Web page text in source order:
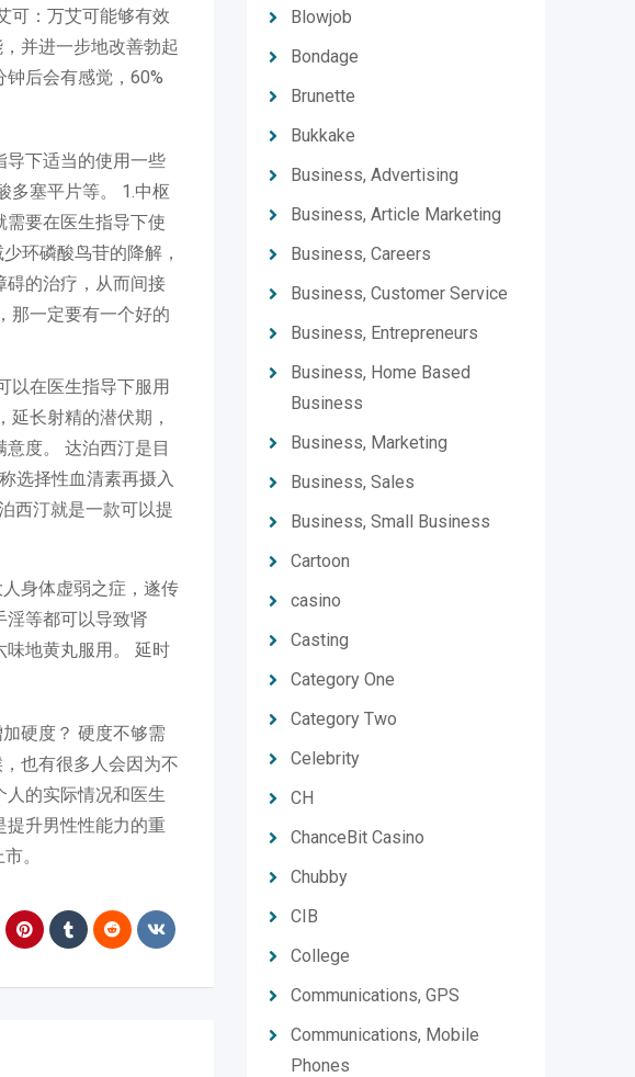
可：万艾可能够有效
并进一步地改善勃起
后会有感觉，60%
导下适当的使用一些
多塞平片等。 1.中枢
要在医生指导下使
环磷酸鸟苷的降解，
碍的治疗，从而间接
那一定要有一个好的
以在医生指导下服用
长射精的潜伏期，
度。 达泊西汀是目
选择性血清素再摄入
西汀就是一款可以提
身体虚弱之症，遂传
淫等都可以导致肾
味地黄丸服用。 延时
硬度？ 硬度不够需
也有很多人会因为不
的实际情况和医生
提升男性性能力的重
。
Blowjob
Bondage
Brunette
Bukkake
Business, Advertising
Business, Article Marketing
Business, Careers
Business, Customer Service
Business, Entrepreneurs
Business, Home Based
Business
Business, Marketing
Business, Sales
Business, Small Business
Cartoon
casino
Casting
Category One
Category Two
Celebrity
CH
ChanceBit Casino
Chubby
CIB
College
Communications, GPS
Communications, Mobile
Phones